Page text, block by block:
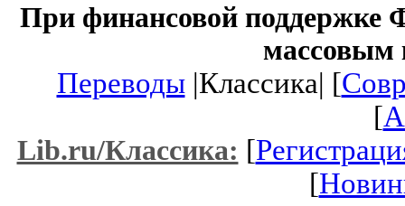
При финансовой поддержке
массовым
Переводы|Классика| [
[
Lib.ru/Классика: [
[